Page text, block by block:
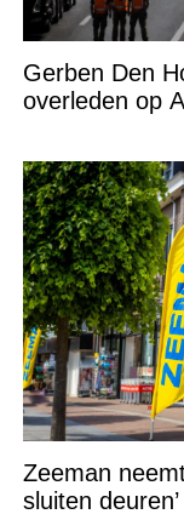
Gerben Den
overleden op
Zeeman
sluiten deuren’